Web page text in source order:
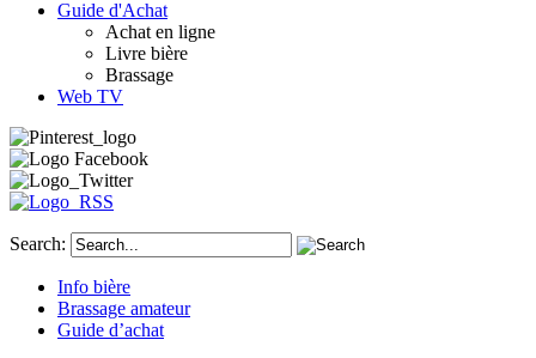
Guide d'Achat
Achat en ligne
Livre bière
Brassage
Web TV
Search:
Info bière
Brassage amateur
Guide d’achat